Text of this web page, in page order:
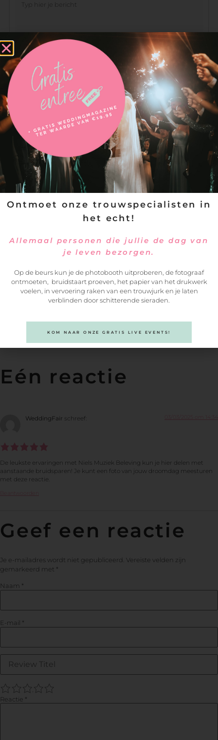
VERSTUREN
Eén reactie
WeddingFair schreef:
De leukste ervaringen met Niels Muziek Beleving kun je hier delen met
aanstaande bruidsparen! Je kunt een foto van jouw droomdag meesturen
met deze reactie.
Beantwoorden
Geef een reactie
Je e-mailadres wordt niet gepubliceerd. Vereiste velden zijn
gemarkeerd met *
Naam *
E-mail *
5
4
3
2
Reactie *
Ontmoet onze trouwspecialisten in
het echt!
Allemaal personen die jullie de dag van
je leven bezorgen.
Op de beurs kun je de photobooth uitproberen, de fotograaf
ontmoeten, bruidstaart proeven, het papier van het drukwerk
voelen, in vervoering raken van een trouwjurk en je laten
verblinden door schitterende sieraden.
KOM NAAR ONZE GRATIS LIVE EVENTS!